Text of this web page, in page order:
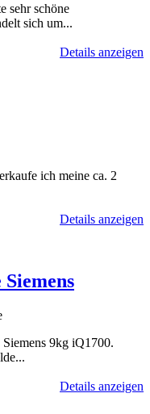
sehr schöne
sich um...
Details anzeigen
ich meine ca. 2
Details anzeigen
9kg iQ1700.
Details anzeigen